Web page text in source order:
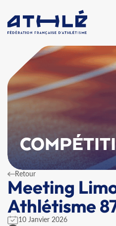
Retour
Meeting
Athlétisme
10 Janvier 2026